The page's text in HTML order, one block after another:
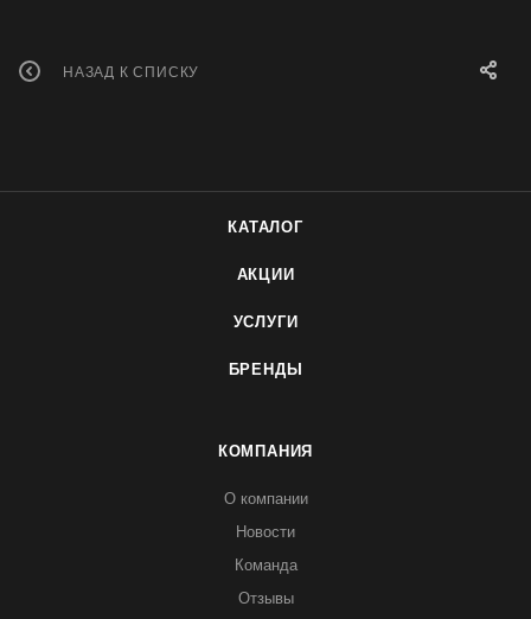
НАЗАД К СПИСКУ
КАТАЛОГ
АКЦИИ
УСЛУГИ
БРЕНДЫ
КОМПАНИЯ
О компании
Новости
Команда
Отзывы